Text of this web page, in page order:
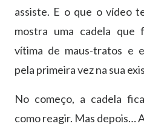
assiste. E o que o vídeo
mostra uma cadela que
vítima de maus-tratos e
pela primeira vez na sua
No começo, a cadela
como reagir. Mas depois…